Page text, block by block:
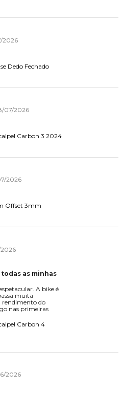
2026
Dedo Fechado
07/2026
Carbon 3 2024
2026
Offset 3mm
as minhas
A bike é
muita
rendimento do
nas primeiras
Carbon 4
2026